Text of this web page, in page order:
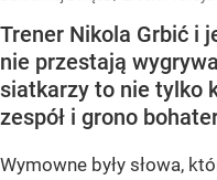
Trener Nikola Grbić i
nie przestają
siatkarzy to nie tylko
zespół i grono
Wymowne były słowa,